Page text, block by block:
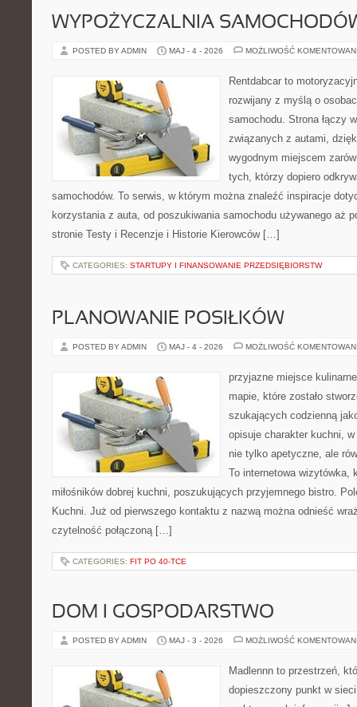
WYPOŻYCZALNIA
POSTED BY ADMIN MAJ - 4 - 2026 MOŻLIWOŚĆ
Rentdabcar to
rozwijany z myślą o
samochodu. Strona łączy
związanych z autami,
wygodnym miejscem
tych, którzy dopiero
samochodów. To serwis, w którym można znaleźć inspiracje
korzystania z auta, od poszukiwania samochodu używanego aż
stronie Testy i Recenzje i Historie Kierowców […]
CATEGORIES: STARTUPY I FINANSOWANIE PRZEDSIĘBIORSTW
PLANOWANIE POSIŁKÓW
POSTED BY ADMIN MAJ - 4 - 2026 MOŻLIWOŚĆ
przyjazne miejsce
mapie, które zostało
szukających codzienną
opisuje charakter kuchni,
nie tylko apetyczne, ale
To internetowa wizytówka,
miłośników dobrej kuchni, poszukujących przyjemnego bistro.
Kuchni. Już od pierwszego kontaktu z nazwą można odnieść
czytelność połączoną […]
CATEGORIES: FIT PO 40-TCE
DOM I GOSPODARSTWO
POSTED BY ADMIN MAJ - 3 - 2026 MOŻLIWOŚĆ
Madlennn to przestrzeń,
dopieszczony punkt w